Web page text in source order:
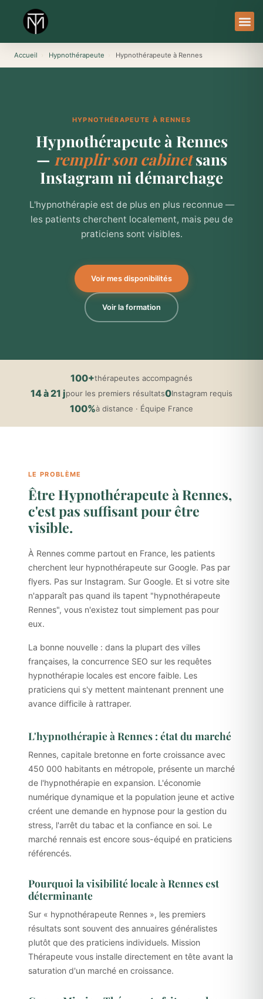
contenu
Accueil Hypnothérapeute Hypnothérapeute à Rennes
HYPNOTHÉRAPEUTE À RENNES
Hypnothérapeute à Rennes
— remplir son cabinetsans
Instagram ni démarchage
L'hypnothérapie est de plus en plus reconnue —
les patients cherchent localement, mais peu de
praticiens sont visibles.
Voir mes disponibilités
Voir la formation
100+thérapeutes accompagnés
14 à 21 jpour les premiers résultats0Instagram requis
100%à distance · Équipe France
LE PROBLÈME
Être Hypnothérapeute à Rennes,
c'est pas suffisant pour être
visible.
À Rennes comme partout en France, les patients
cherchent leur hypnothérapeute sur Google. Pas par
flyers. Pas sur Instagram. Sur Google. Et si votre site
n'apparaît pas quand ils tapent "hypnothérapeute
Rennes", vous n'existez tout simplement pas pour
eux.
La bonne nouvelle : dans la plupart des villes
françaises, la concurrence SEO sur les requêtes
hypnothérapie locales est encore faible. Les
praticiens qui s'y mettent maintenant prennent une
avance difficile à rattraper.
L'hypnothérapie à Rennes : état du marché
Rennes, capitale bretonne en forte croissance avec
450 000 habitants en métropole, présente un marché
de l'hypnothérapie en expansion. L'économie
numérique dynamique et la population jeune et active
créent une demande en hypnose pour la gestion du
stress, l'arrêt du tabac et la confiance en soi. Le
marché rennais est encore sous-équipé en praticiens
référencés.
Pourquoi la visibilité locale à Rennes est
déterminante
Sur « hypnothérapeute Rennes », les premiers
résultats sont souvent des annuaires généralistes
plutôt que des praticiens individuels. Mission
Thérapeute vous installe directement en tête avant la
saturation d'un marché en croissance.